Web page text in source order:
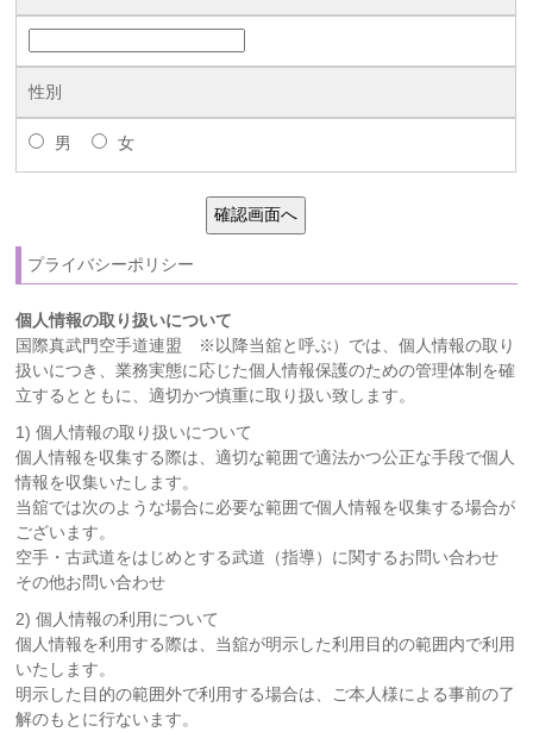
性別
男 女
プライバシーポリシー
個人情報の取り扱いについて
国際真武門空手道連盟 ※以降当舘と呼ぶ）では、個人情報の取り
扱いにつき、業務実態に応じた個人情報保護のための管理体制を確
立するとともに、適切かつ慎重に取り扱い致します。
1) 個人情報の取り扱いについて
個人情報を収集する際は、適切な範囲で適法かつ公正な手段で個人
情報を収集いたします。
当舘では次のような場合に必要な範囲で個人情報を収集する場合が
ございます。
空手・古武道をはじめとする武道（指導）に関するお問い合わせ
その他お問い合わせ
2) 個人情報の利用について
個人情報を利用する際は、当舘が明示した利用目的の範囲内で利用
いたします。
明示した目的の範囲外で利用する場合は、ご本人様による事前の了
解のもとに行ないます。